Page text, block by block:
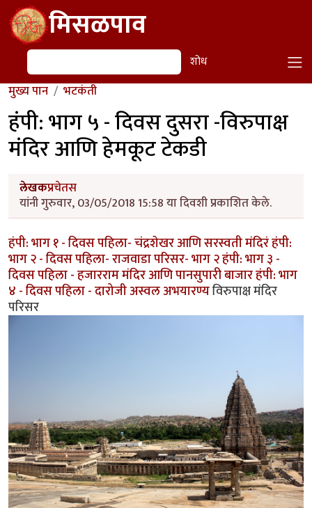
Skip to main contentमिसळपाव
शोध शोध
मुख्य पान भटकंती
हंपी: भाग ५ - दिवस दुसरा -विरुपाक्ष
मंदिर आणि हेमकूट टेकडी
लेखकप्रचेतस
यांनी गुरुवार, 03/05/2018 15:58 या दिवशी प्रकाशित केले.
हंपी: भाग १ - दिवस पहिला- चंद्रशेखर आणि सरस्वती मंदिरंहंपी:
भाग २ - दिवस पहिला- राजवाडा परिसर- भाग २हंपी: भाग ३ -
दिवस पहिला - हजारराम मंदिर आणि पानसुपारी बाजारहंपी: भाग
४ - दिवस पहिला - दारोजी अस्वल अभयारण्यविरुपाक्ष मंदिर
परिसर